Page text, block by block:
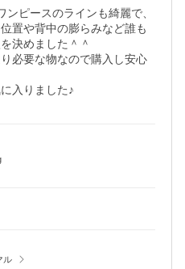
ピースのラインも綺麗で、
置や背中の膨らみなど誰も
決めました＾＾
必要な物なので購入し安心
入りました♪
ル